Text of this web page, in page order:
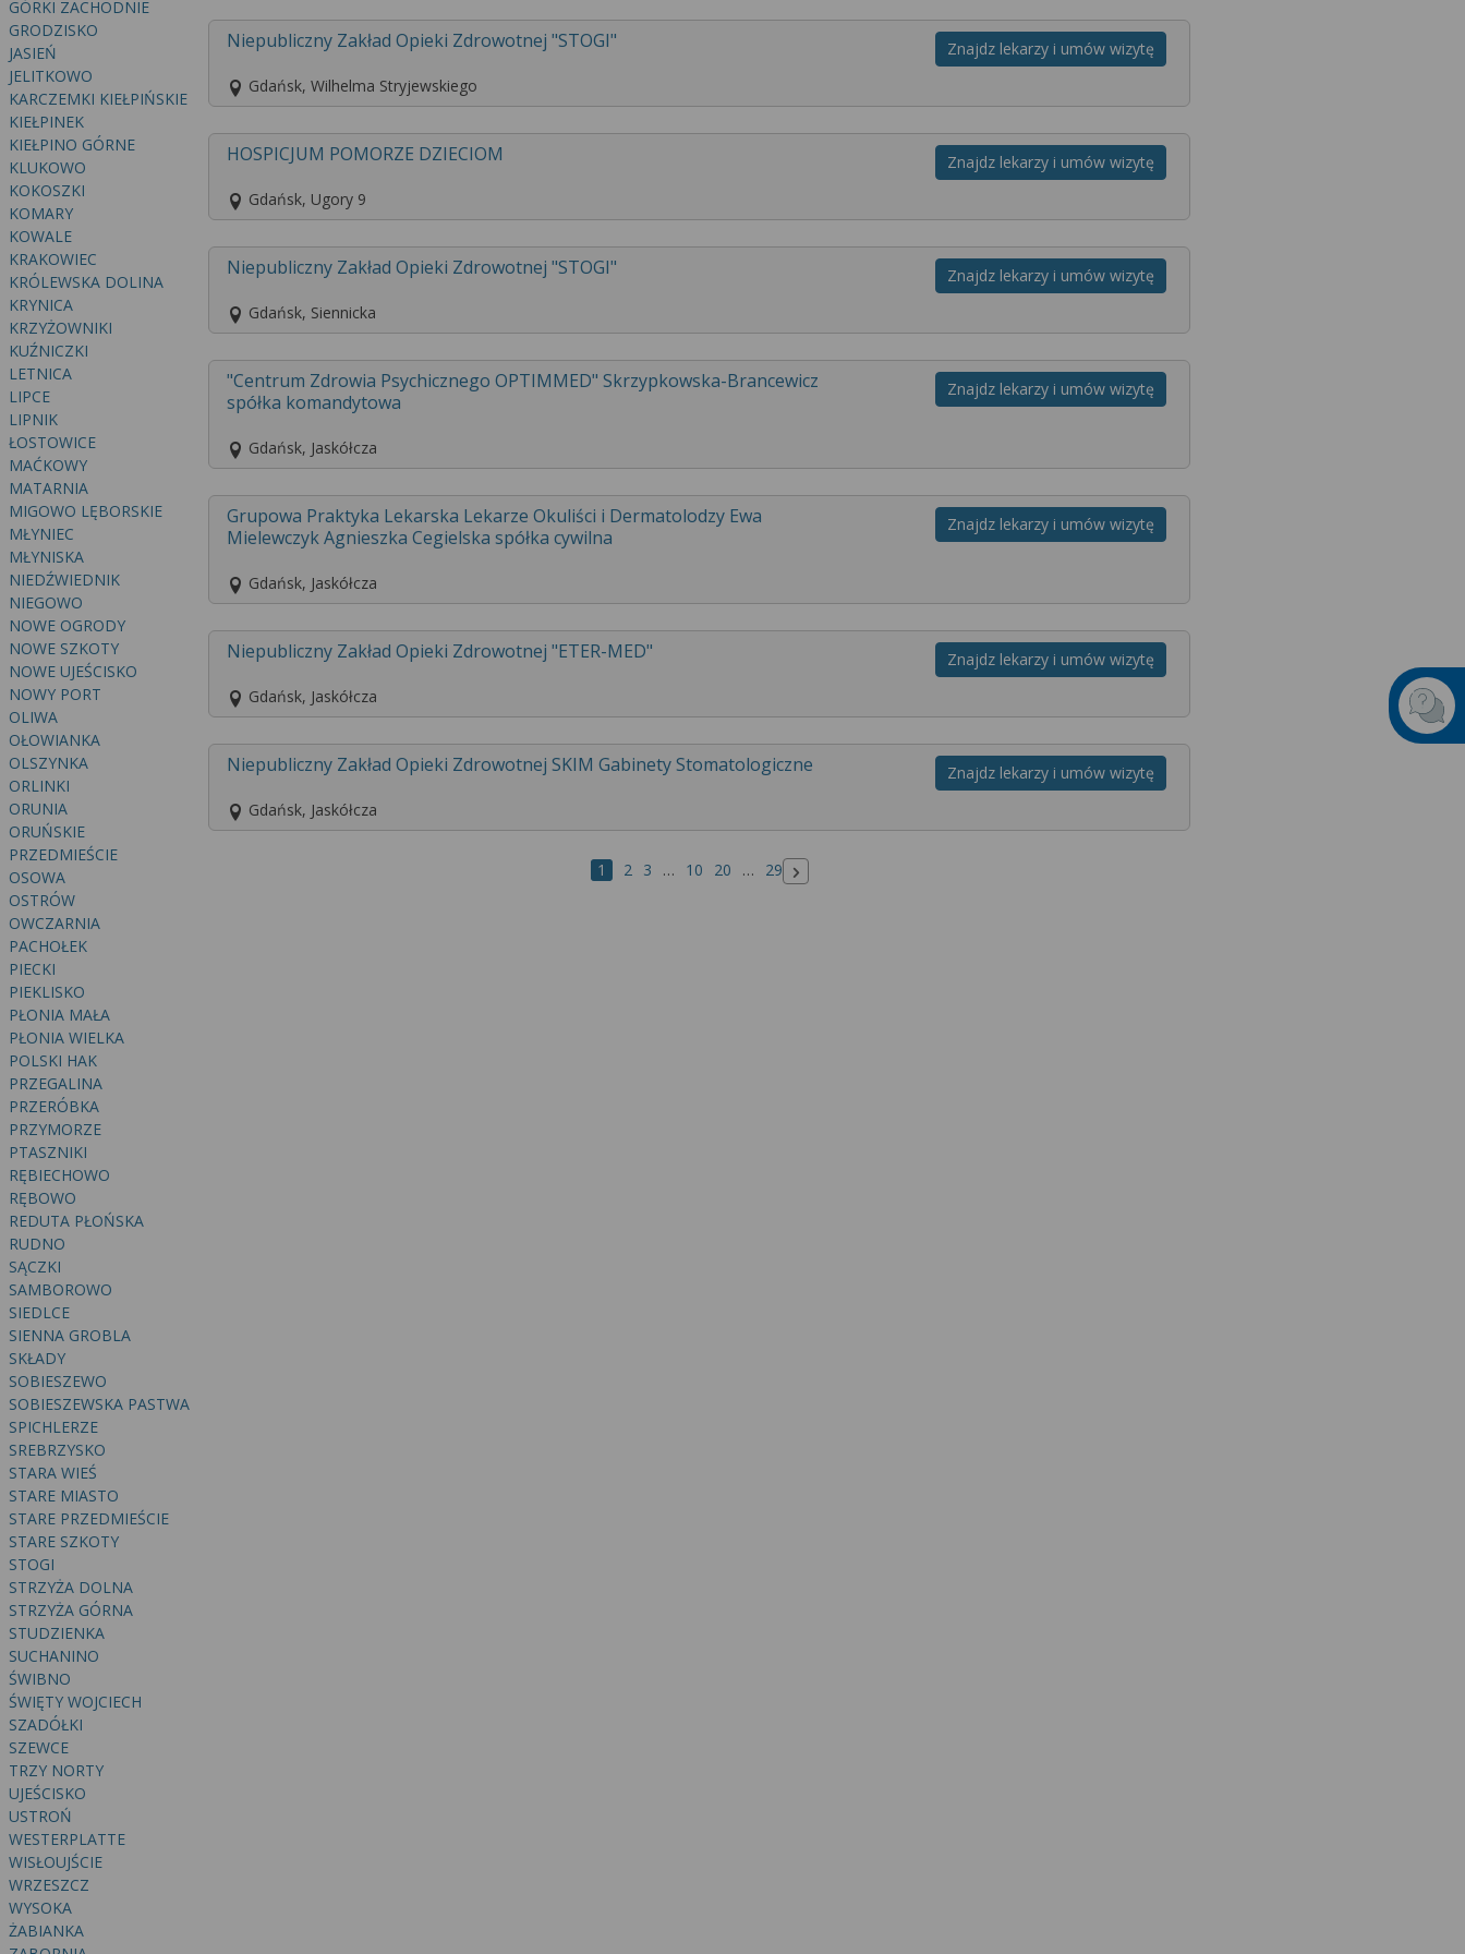
GÓRKI ZACHODNIE
GRODZISKO
JASIEŃ
JELITKOWO
KARCZEMKI KIEŁPIŃSKIE
KIEŁPINEK
KIEŁPINO GÓRNE
KLUKOWO
KOKOSZKI
KOMARY
KOWALE
KRAKOWIEC
KRÓLEWSKA DOLINA
KRYNICA
KRZYŻOWNIKI
KUŹNICZKI
LETNICA
LIPCE
LIPNIK
ŁOSTOWICE
MAĆKOWY
MATARNIA
MIGOWO LĘBORSKIE
MŁYNIEC
MŁYNISKA
NIEDŹWIEDNIK
NIEGOWO
NOWE OGRODY
NOWE SZKOTY
NOWE UJEŚCISKO
NOWY PORT
OLIWA
OŁOWIANKA
OLSZYNKA
ORLINKI
ORUNIA
ORUŃSKIE
PRZEDMIEŚCIE
OSOWA
OSTRÓW
OWCZARNIA
PACHOŁEK
PIECKI
PIEKLISKO
PŁONIA MAŁA
PŁONIA WIELKA
POLSKI HAK
PRZEGALINA
PRZERÓBKA
PRZYMORZE
PTASZNIKI
RĘBIECHOWO
RĘBOWO
REDUTA PŁOŃSKA
RUDNO
SĄCZKI
SAMBOROWO
SIEDLCE
SIENNA GROBLA
SKŁADY
SOBIESZEWO
SOBIESZEWSKA PASTWA
SPICHLERZE
SREBRZYSKO
STARA WIEŚ
STARE MIASTO
STARE PRZEDMIEŚCIE
STARE SZKOTY
STOGI
STRZYŻA DOLNA
STRZYŻA GÓRNA
STUDZIENKA
SUCHANINO
ŚWIBNO
ŚWIĘTY WOJCIECH
SZADÓŁKI
SZEWCE
TRZY NORTY
UJEŚCISKO
USTROŃ
WESTERPLATTE
WISŁOUJŚCIE
WRZESZCZ
WYSOKA
ŻABIANKA
Niepubliczny Zakład Opieki Zdrowotnej "STOGI"
Gdańsk, Wilhelma Stryjewskiego
Znajdz lekarzy i umów wizytę
HOSPICJUM POMORZE DZIECIOM
Gdańsk, Ugory 9
Znajdz lekarzy i umów wizytę
Niepubliczny Zakład Opieki Zdrowotnej "STOGI"
Gdańsk, Siennicka
Znajdz lekarzy i umów wizytę
"Centrum Zdrowia Psychicznego OPTIMMED" Skrzypkowska-Brancewicz
spółka komandytowa
Gdańsk, Jaskółcza
Znajdz lekarzy i umów wizytę
Grupowa Praktyka Lekarska Lekarze Okuliści i Dermatolodzy Ewa
Mielewczyk Agnieszka Cegielska spółka cywilna
Gdańsk, Jaskółcza
Znajdz lekarzy i umów wizytę
Niepubliczny Zakład Opieki Zdrowotnej "ETER-MED"
Gdańsk, Jaskółcza
Znajdz lekarzy i umów wizytę
Niepubliczny Zakład Opieki Zdrowotnej SKIM Gabinety Stomatologiczne
Gdańsk, Jaskółcza
Znajdz lekarzy i umów wizytę
1 2 3 … 10 20 … 29
Następna strona